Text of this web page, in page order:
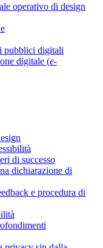
operativo di design
pubblici digitali
digitale (e-
di successo
dichiarazione di
e procedura di